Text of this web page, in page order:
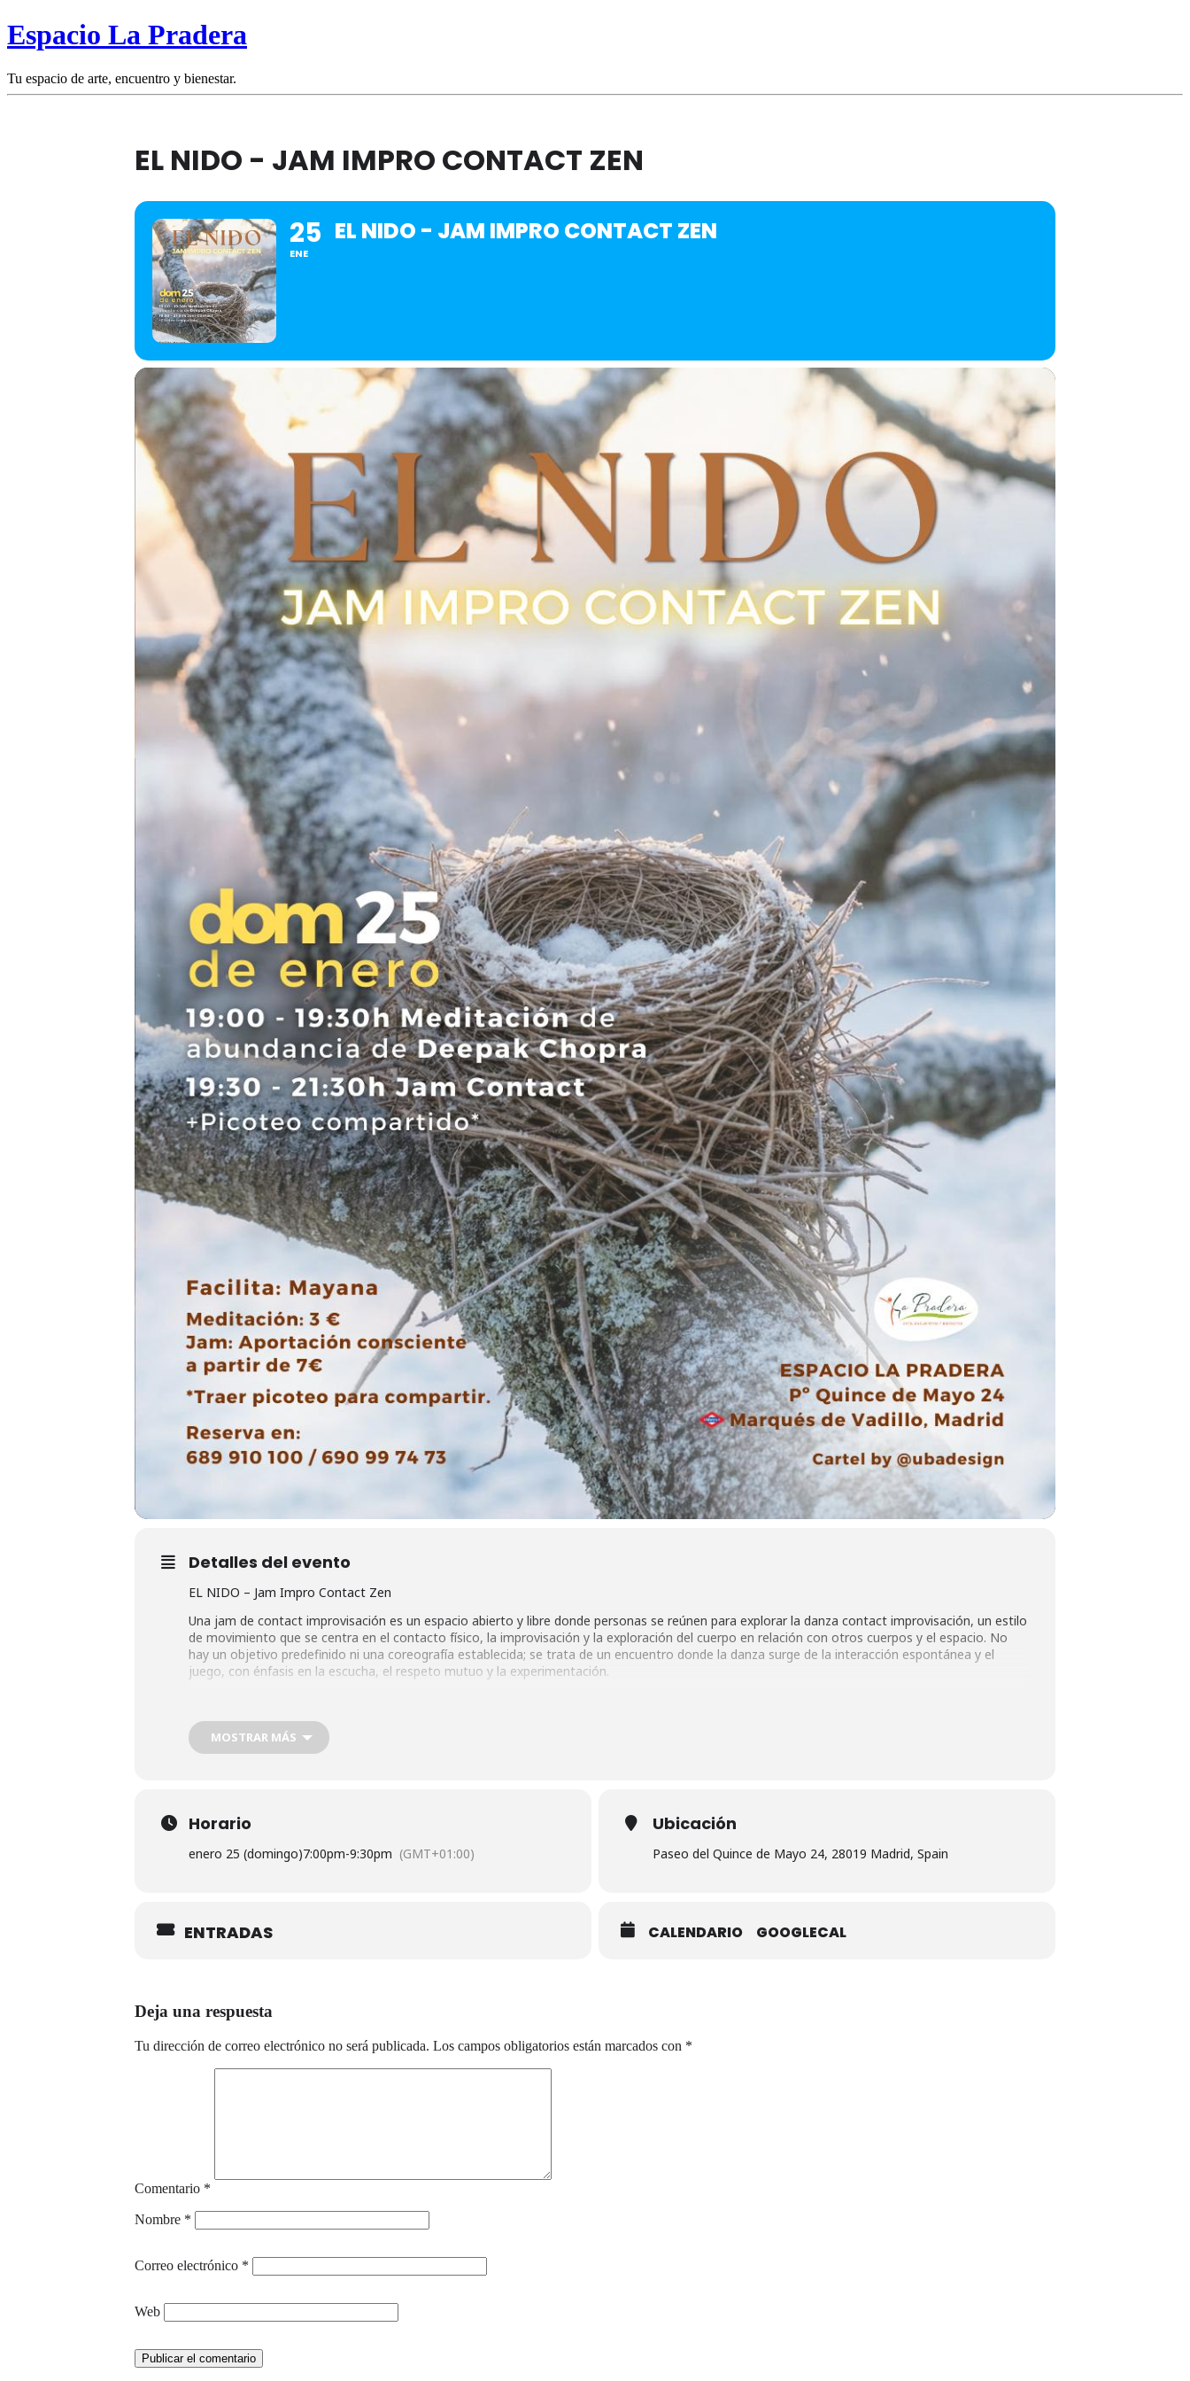
Espacio La Pradera
Tu espacio de arte, encuentro y bienestar.
EL NIDO - JAM IMPRO CONTACT ZEN
25
ENE
EL NIDO - JAM IMPRO CONTACT ZEN
Detalles del evento
EL NIDO – Jam Impro Contact Zen
Una jam de contact improvisación es un espacio abierto y libre donde personas se reúnen para explorar la danza contact improvisación, un estilo
de movimiento que se centra en el contacto físico, la improvisación y la exploración del cuerpo en relación con otros cuerpos y el espacio. No
hay un objetivo predefinido ni una coreografía establecida; se trata de un encuentro donde la danza surge de la interacción espontánea y el
juego, con énfasis en la escucha, el respeto mutuo y la experimentación.
Marqués de Vadillo, Madrid
MOSTRAR MÁS
Horario
enero 25 (domingo)7:00pm-9:30pm (GMT+01:00)
Ubicación
Paseo del Quince de Mayo 24, 28019 Madrid, Spain
ENTRADAS CALENDARIO GOOGLECAL
Deja una respuesta
Tu dirección de correo electrónico no será publicada. Los campos obligatorios están marcados con *
Comentario *
Nombre *
Correo electrónico *
Web